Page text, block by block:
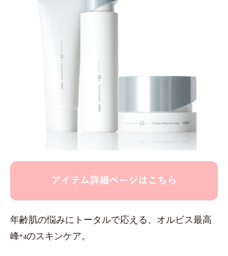
年齢肌の悩みにトータルで応える、オルビス最高
峰*4のスキンケア。